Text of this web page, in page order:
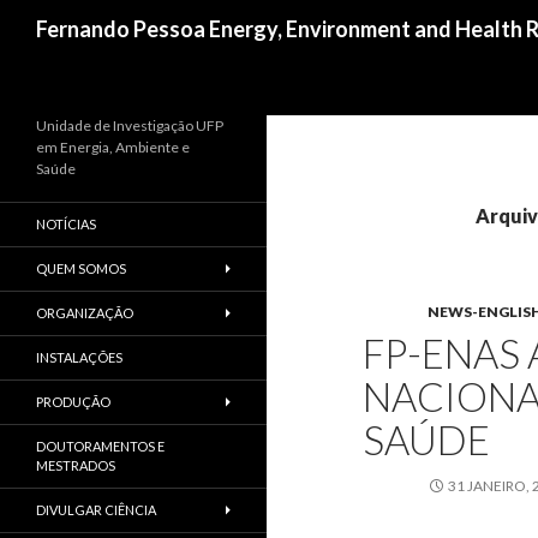
Fernando Pessoa Energy, Environment and Health
NEWS-
FP-ENAS
SAÚDE
31 JANEIRO,
Unidade de Investigação UFP
em Energia, Ambiente e
Saúde
NOTÍCIAS
QUEM SOMOS
ORGANIZAÇÃO
INSTALAÇÕES
PRODUÇÃO
DOUTORAMENTOS E
MESTRADOS
DIVULGAR CIÊNCIA